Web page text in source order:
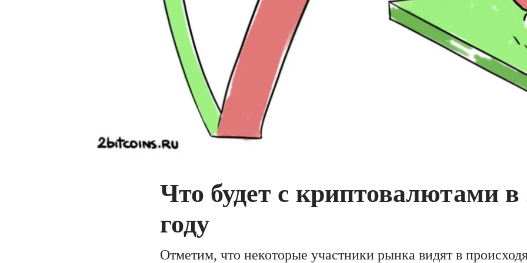
Что будет с криптовалютами в
году
Отметим, что некоторые участники рынка видят в